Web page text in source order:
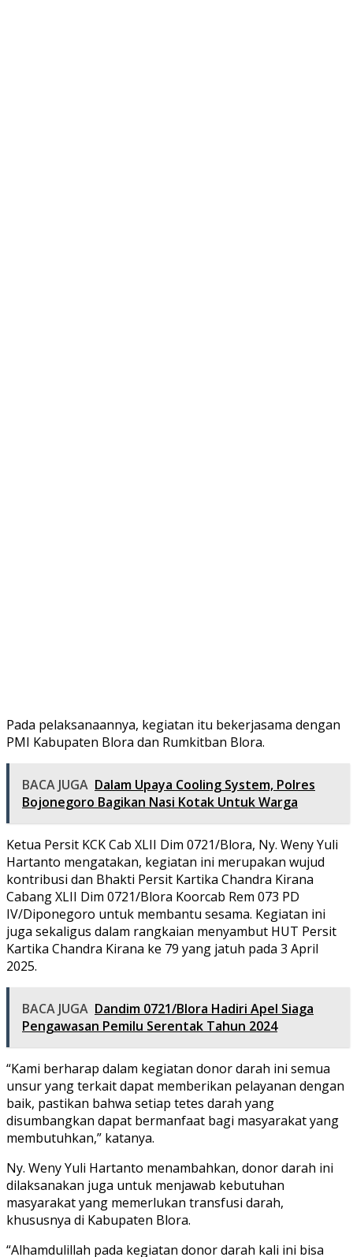
Pada pelaksanaannya, kegiatan itu bekerjasama dengan
PMI Kabupaten Blora dan Rumkitban Blora.
BACA JUGA Dalam Upaya Cooling System, Polres
Bojonegoro Bagikan Nasi Kotak Untuk Warga
Ketua Persit KCK Cab XLII Dim 0721/Blora, Ny. Weny Yuli
Hartanto mengatakan, kegiatan ini merupakan wujud
kontribusi dan Bhakti Persit Kartika Chandra Kirana
Cabang XLII Dim 0721/Blora Koorcab Rem 073 PD
IV/Diponegoro untuk membantu sesama. Kegiatan ini
juga sekaligus dalam rangkaian menyambut HUT Persit
Kartika Chandra Kirana ke 79 yang jatuh pada 3 April
2025.
BACA JUGA Dandim 0721/Blora Hadiri Apel Siaga
Pengawasan Pemilu Serentak Tahun 2024
“Kami berharap dalam kegiatan donor darah ini semua
unsur yang terkait dapat memberikan pelayanan dengan
baik, pastikan bahwa setiap tetes darah yang
disumbangkan dapat bermanfaat bagi masyarakat yang
membutuhkan,” katanya.
Ny. Weny Yuli Hartanto menambahkan, donor darah ini
dilaksanakan juga untuk menjawab kebutuhan
masyarakat yang memerlukan transfusi darah,
khususnya di Kabupaten Blora.
“Alhamdulillah pada kegiatan donor darah kali ini bisa